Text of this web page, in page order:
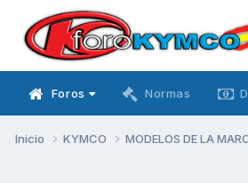
Foros Normas
Inicio KYMCO MODELOS DE LA